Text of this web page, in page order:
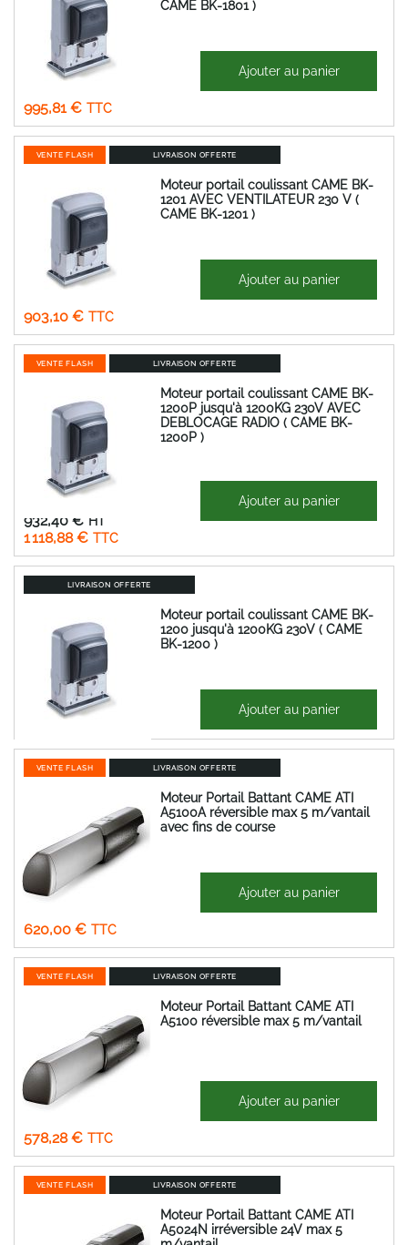
CAME BK-1801 )
995,81 €
1 750,74 € Ajouter au panier
VENTE FLASH LIVRAISON OFFERTE
Moteur portail coulissant CAME BK-
1201 AVEC VENTILATEUR 230 V (
CAME BK-1201 )
903,10 €
1 587,76 € Ajouter au panier
VENTE FLASH LIVRAISON OFFERTE
Moteur portail coulissant CAME BK-
1200P jusqu'à 1200KG 230V AVEC
DEBLOCAGE RADIO ( CAME BK-
1200P )
Spécial
1 118,88 €
932,40 €
1 967,13 € Ajouter au panier
LIVRAISON OFFERTE
Moteur portail coulissant CAME BK-
1200 jusqu'à 1200KG 230V ( CAME
BK-1200 )
1 544,20 €
1 286,83 € Ajouter au panier
VENTE FLASH LIVRAISON OFFERTE
Moteur Portail Battant CAME ATI
A5100A réversible max 5 m/vantail
avec fins de course
620,00 €
876,78 € Ajouter au panier
VENTE FLASH LIVRAISON OFFERTE
Moteur Portail Battant CAME ATI
A5100 réversible max 5 m/vantail
578,28 €
817,76 € Ajouter au panier
VENTE FLASH LIVRAISON OFFERTE
Moteur Portail Battant CAME ATI
A5024N irréversible 24V max 5